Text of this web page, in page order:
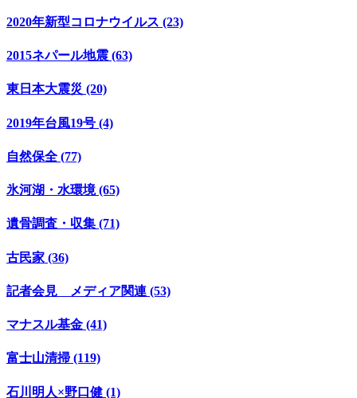
2020年新型コロナウイルス (23)
2015ネパール地震 (63)
東日本大震災 (20)
2019年台風19号 (4)
自然保全 (77)
氷河湖・水環境 (65)
遺骨調査・収集 (71)
古民家 (36)
記者会見 メディア関連 (53)
マナスル基金 (41)
富士山清掃 (119)
石川明人×野口健 (1)